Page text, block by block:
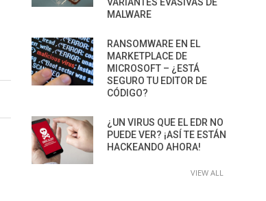
MALWARE
RANSOMWARE EN EL
MARKETPLACE DE
MICROSOFT – ¿ESTÁ
SEGURO TU EDITOR DE
CÓDIGO?
¿UN VIRUS QUE EL EDR NO
PUEDE VER? ¡ASÍ TE ESTÁN
HACKEANDO AHORA!
VIEW ALL